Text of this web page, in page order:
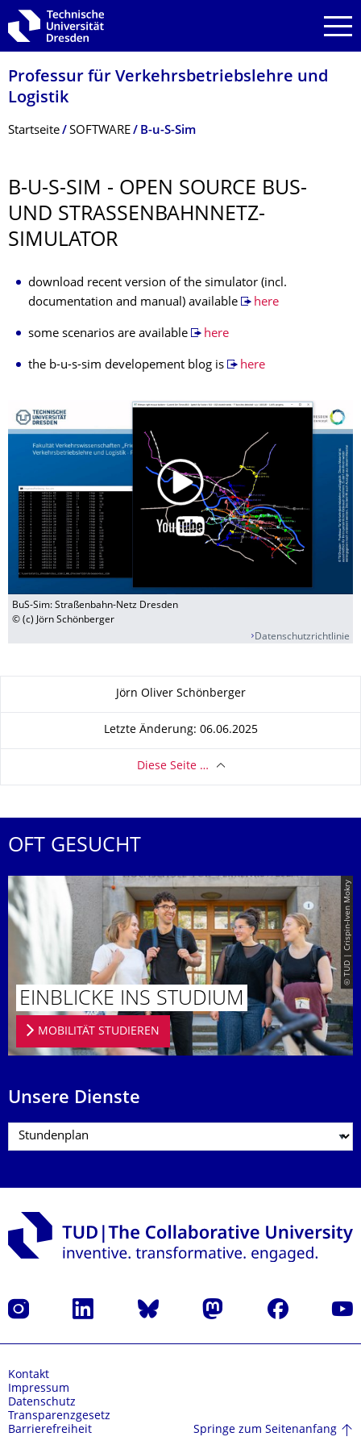
Zur Hauptnavigation springen
Zur Suche springen
Zum Inhalt springen
Professur für Verkehrsbetriebs­lehre und
Logistik
Breadcrumb-Menü
Startseite SOFTWARE B-u-S-Sim
B-U-S-SIM - OPEN SOURCE BUS-
UND STRASSENBAHNNETZ-S
IMULATOR
download recent version of the simulator (incl.
documentation and manual) available
here
some scenarios are available here
the b-u-s-sim developement blog is here
BuS-Sim: Straßenbahn-Netz Dresden
© (c) Jörn Schönberger
Datenschutzrichtlinie
Zu dieser SeiteJörn Oliver Schönberger
Letzte Änderung: 06.06.2025
Diese Seite …
OFT GESUCHT
© TUD | Crispin-Iven Mokry
EINBLICKE INS STUDIUM
MOBILITÄT STUDIEREN
Unsere Dienste
Instagram LinkedIn Bluesky Mastodon Facebook
Kontakt
Impressum
Datenschutz
Transparenzgesetz
Barrierefreiheit
Springe zum Seitenanfang